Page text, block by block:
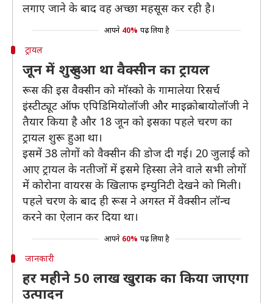
लगाए जाने के बाद वह अच्छा महसूस कर रही है।
आपने 40% पढ़ लिया है
ट्रायल
जून में शुरू हुआ था वैक्सीन का ट्रायल
रूस की इस वैक्सीन को मॉस्को के गामालेया रिसर्च
इंस्टीट्यूट ऑफ एपिडिमियोलॉजी और माइक्रोबायोलॉजी ने
तैयार किया है और 18 जून को इसका पहले चरण का
ट्रायल शुरू हुआ था।
इसमें 38 लोगों को वैक्सीन की डोज दी गई। 20 जुलाई को
आए ट्रायल के नतीजों में इसमे हिस्सा लेने वाले सभी लोगों
में कोरोना वायरस के खिलाफ इम्युनिटी देखने को मिली।
पहले चरण के बाद ही रूस ने अगस्त में वैक्सीन लॉन्च
करने का ऐलान कर दिया था।
आपने 60% पढ़ लिया है
जानकारी
हर महीने 50 लाख खुराक का किया जाएगा
उत्पादन